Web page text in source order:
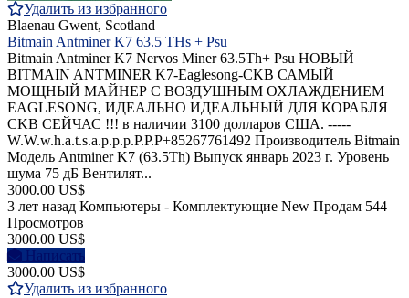
Удалить из избранного
Blaenau Gwent, Scotland
Bitmain Antminer K7 63.5 THs + Psu
Bitmain Antminer K7 Nervos Miner 63.5Th+ Psu НОВЫЙ
BITMAIN ANTMINER K7-Eaglesong-CKB САМЫЙ
МОЩНЫЙ МАЙНЕР С ВОЗДУШНЫМ ОХЛАЖДЕНИЕМ
EAGLESONG, ИДЕАЛЬНО ИДЕАЛЬНЫЙ ДЛЯ КОРАБЛЯ
CKB СЕЙЧАС !!! в наличии 3100 долларов США. -----
W.W.w.h.a.t.s.a.p.p.p.P.P.P+85267761492 Производитель Bitmain
Модель Antminer K7 (63.5Th) Выпуск январь 2023 г. Уровень
шума 75 дБ Вентилят...
3000.00 US$
3 лет назад Компьютеры - Комплектующие New Продам 544
Просмотров
3000.00 US$
Написать
3000.00 US$
Удалить из избранного